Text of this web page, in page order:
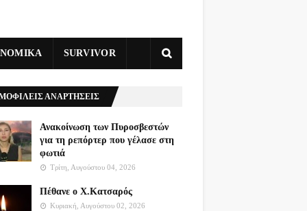
SURVIVOR
ΑΝΑΡΤΗΣΕΙΣ
Ανακοίνωση των Πυροσβεστών
για τη ρεπόρτερ που γέλασε στη
φωτιά
Τρίτη, Αυγούστου 04, 2026
Πέθανε ο Χ.Κατσαρός
Κυριακή, Αυγούστου 02, 2026